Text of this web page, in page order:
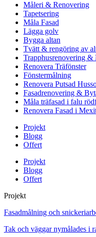
Måleri & Renovering
Tapetsering
Måla Fasad
Lägga golv
Bygga altan
Tvätt & rengöring av
Trapphusrenovering &
Renovera Träfönster
Fönstermålning
Renovera Putsad
Fasadrenovering &
Måla träfasad i falu
Renovera Fasad i
Projekt
Blogg
Offert
Projekt
Blogg
Offert
Projekt
Fasadmålning och
Tak och väggar nymålades i